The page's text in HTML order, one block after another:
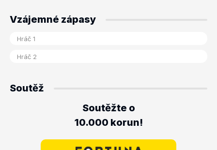
Vzájemné zápasy
Soutěž
Soutěžte o
10.000 korun!